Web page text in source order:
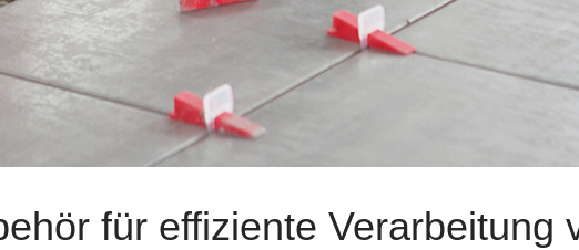
für effiziente Verarbeitung